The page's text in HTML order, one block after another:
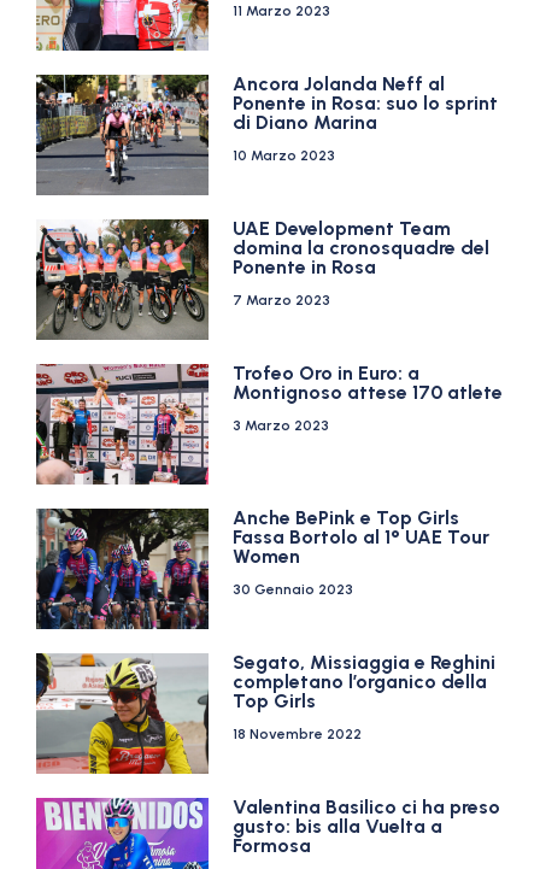
11 Marzo 2023
Ancora Jolanda Neff al
Ponente in Rosa: suo lo sprint
di Diano Marina
10 Marzo 2023
UAE Development Team
domina la cronosquadre del
Ponente in Rosa
7 Marzo 2023
Trofeo Oro in Euro: a
Montignoso attese 170 atlete
3 Marzo 2023
Anche BePink e Top Girls
Fassa Bortolo al 1° UAE Tour
Women
30 Gennaio 2023
Segato, Missiaggia e Reghini
completano l’organico della
Top Girls
18 Novembre 2022
Valentina Basilico ci ha preso
gusto: bis alla Vuelta a
Formosa